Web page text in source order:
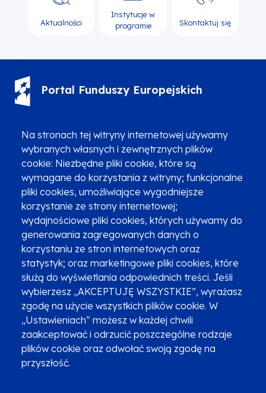
Na stronach tej witryny internetowej używamy
wybranych własnych i zewnętrznych plików
cookie: Niezbędne pliki cookie, które są
wymagane do korzystania z witryny; funkcjonalne
pliki cookies, umożliwiające wygodniejsze
korzystanie ze strony internetowej;
wydajnościowe pliki cookies, których używamy do
generowania zagregowanych danych o
korzystaniu ze stron internetowych oraz
statystyk; oraz marketingowe pliki cookies, które
służą do wyświetlania odpowiednich treści. Jeśli
wybierzesz „AKCEPTUJĘ WSZYSTKIE”, wyrażasz
zgodę na użycie wszystkich plików cookie. W
„Ustawieniach” możesz w każdej chwili
zaakceptować i odrzucić poszczególne rodzaje
plików cookie oraz odwołać swoją zgodę na
przyszłość.
Aktualności
Instytucje w
programie
Skontaktuj się
Portal Funduszy Europejskich
Zgłoszenia podejrzenia niezgodności z KPP i KPON
Newsletter
Fundusze SMS-em
Najczęściej zadawane pytania
Promocja projektu
Zobacz inne programy
Poznaj Fundusze 2014-2020
Deklaracja dostępności
Polityka prywatności
Przetwarzanie danych osobowych
Zgłoś błąd Mapa strony